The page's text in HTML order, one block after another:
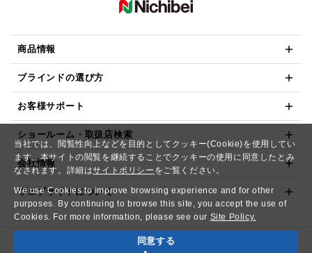
当社では、閲覧性向上などを目的としてクッキー(Cookie)を使用してい
ます。本サイトの閲覧を継続することでクッキーの使用に同意したとみ
なされます。詳細はサイトポリシー をご覧ください。
We use Cookies to improve browsing experience and for other
purposes. By continuing to browse this site, you accept the use of
Cookies. For more information, please see our Site Policy.
同意する
商品情報
ブラインドの選び方
お客様サポート
ショールーム・取扱店検索
会社情報
ウェブサイトについて
Copyright© NICHIBEI CO.,LTD. All Rights Reserved.